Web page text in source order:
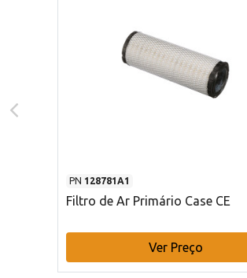
PN 128781A1
Filtro de Ar Primário Case CE
Ver Preço